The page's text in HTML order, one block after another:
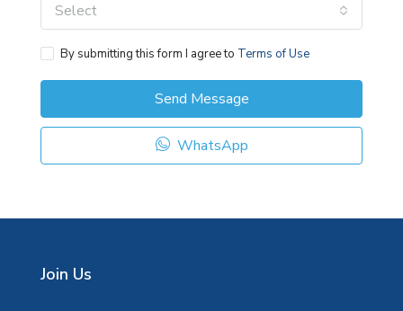
Select
By submitting this form I agree to Terms of Use
Send Message
WhatsApp
Join Us